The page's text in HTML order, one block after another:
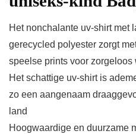
Het nonchalante uv-shirt met
gerecycled polyester zorgt
speelse prints voor zorgeloos
Het schattige uv-shirt is
zo een aangenaam
land
Hoogwaardige en duurzame